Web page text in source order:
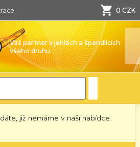
0 CZK
Váš partner v jehlách a špendlících
všeho druhu
již nemáme v naší nabídce.